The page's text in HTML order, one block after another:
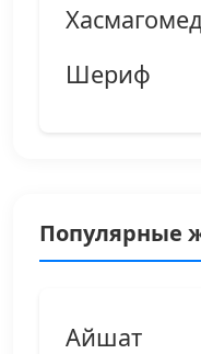
Шериф
Популярные
Айшат